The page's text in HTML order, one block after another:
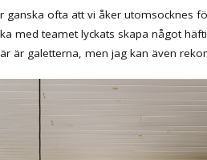
ganska ofta att vi åker utomsocknes
med teamet lyckats skapa något
är galetterna, men jag kan även